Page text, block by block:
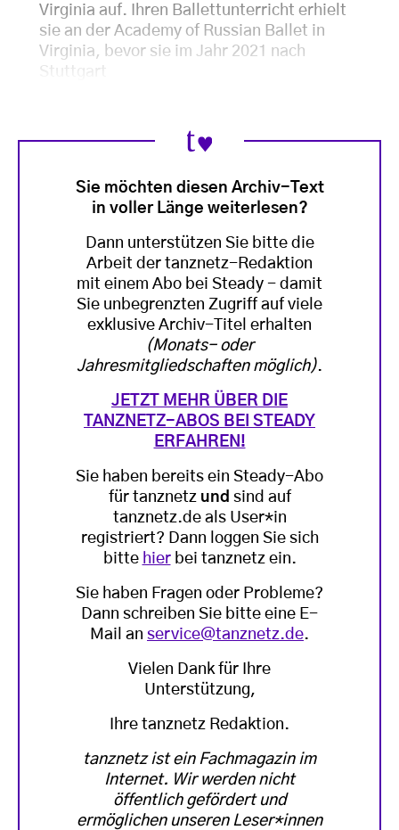
Virginia auf. Ihren Ballettunterricht erhielt
sie an der Academy of Russian Ballet in
Virginia, bevor sie im Jahr 2021 nach
Stuttgart
Sie möchten diesen Archiv-Text
in voller Länge weiterlesen?
Dann unterstützen Sie bitte die
Arbeit der tanznetz-Redaktion
mit einem Abo bei Steady - damit
Sie unbegrenzten Zugriff auf viele
exklusive Archiv-Titel erhalten
(Monats- oder
Jahresmitgliedschaften möglich).
JETZT MEHR ÜBER DIE
TANZNETZ-ABOS BEI STEADY
ERFAHREN!
Sie haben bereits ein Steady-Abo
für tanznetz und sind auf
tanznetz.de als User*in
registriert? Dann loggen Sie sich
bitte hierbei tanznetz ein.
Sie haben Fragen oder Probleme?
Dann schreiben Sie bitte eine E-
Mail an service@tanznetz.de.
Vielen Dank für Ihre
Unterstützung,
Ihre tanznetz Redaktion.
tanznetz ist ein Fachmagazin im
Internet. Wir werden nicht
öffentlich gefördert und
ermöglichen unseren Leser*innen